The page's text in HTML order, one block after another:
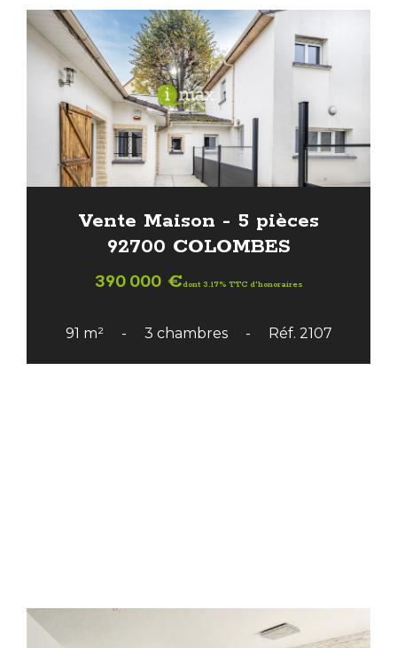
Vente Maison - 5 pièces
92700 COLOMBES
390 000 €dont 3.17% TTC d'honoraires
91 m² 3 chambres Réf. 2107